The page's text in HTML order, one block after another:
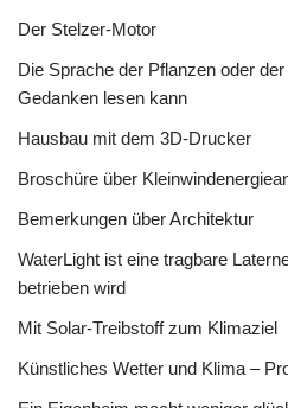
Der Stelzer-Motor
Die Sprache der Pflanzen oder
Gedanken lesen kann
Hausbau mit dem 3D-Drucker
Broschüre über
Bemerkungen über Architektur
WaterLight ist eine tragbare
betrieben wird
Mit Solar-Treibstoff zum Klimaziel
Künstliches Wetter und Klima –